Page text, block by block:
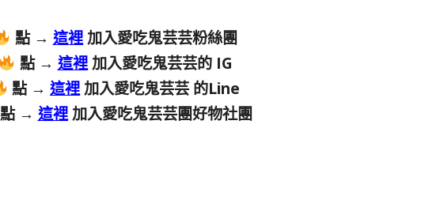
點 → 這裡加入愛吃鬼芸芸粉絲團
點 → 這裡加入愛吃鬼芸芸的 IG
點 →這裡加入愛吃鬼芸芸 的Line
點 → 這裡加入愛吃鬼芸芸團好物社團